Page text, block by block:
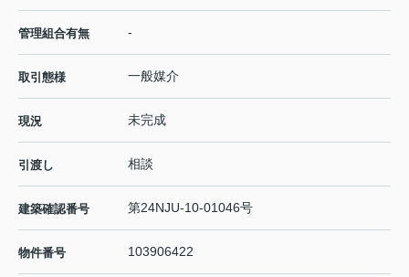
管理組合有無 -
取引態様 一般媒介
現況 未完成
引渡し 相談
建築確認番号 第24NJU-10-01046号
物件番号 103906422